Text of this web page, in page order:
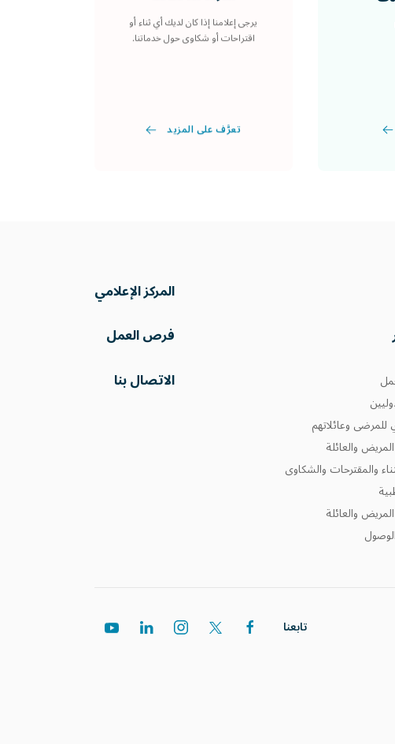
يرجى إعلامنا إذا كان لديك أي ثناء أو
اقتراحات أو شكاوى حول خدماتنا.
تعرَّف على المزيد
وعائلاتهم
والعائلة
والمقترحات والشكاوى
والعائلة
المركز الإعلامي
فرص العمل
الاتصال بنا
تابعنا